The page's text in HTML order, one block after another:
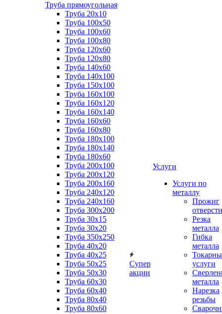
Труба прямоугольная
Труба 20x10
Труба 100x50
Труба 100x60
Труба 100x80
Труба 120x60
Труба 120x80
Труба 140x60
Труба 140x100
Труба 150x100
Труба 160x100
Труба 160x120
Труба 160x140
Труба 160x60
Труба 160x80
Труба 180x100
Труба 180x140
Труба 180x60
Труба 200x100
Труба 200x120
Труба 200x160
Труба 240x120
Труба 240x160
Труба 300x200
Труба 30x15
Труба 30x20
Труба 350x250
Труба 40x20
Труба 40x25
Труба 50x25
Труба 50x30
Труба 60x30
Труба 60x40
Труба 80x40
Труба 80x60
Супер
акции
Услуги
Услуги по
металлу
Прожиг
Резка
металла
Гибка
металла
услуги
металла
Нарезка
резьбы